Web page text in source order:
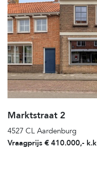
Marktstraat 2
4527 CL Aardenburg
Vraagprijs € 410.000,- k.k